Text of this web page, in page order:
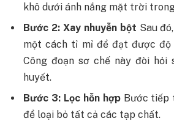
khô dưới ánh nắng mặt trời
Bước 2: Xay nhuyễn bột Sau
một cách tỉ mỉ để đạt được độ
Công đoạn sơ chế này đòi hỏi
huyết.
Bước 3: Lọc hỗn hợpBước tiếp
để loại bỏ tất cả các tạp chất.